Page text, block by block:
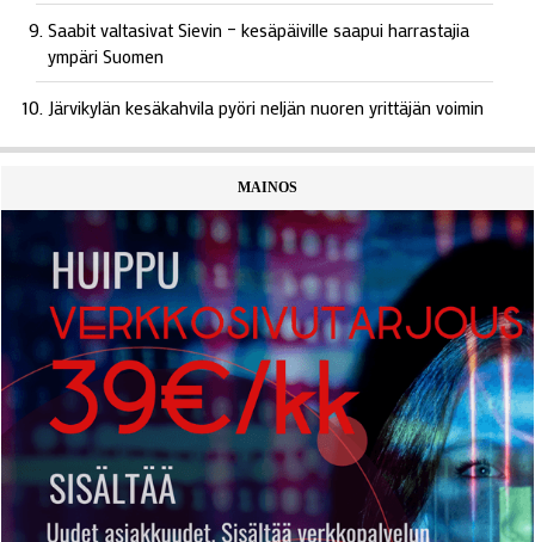
Saabit valtasivat Sievin – kesäpäiville saapui harrastajia
ympäri Suomen
Järvikylän kesäkahvila pyöri neljän nuoren yrittäjän voimin
MAINOS